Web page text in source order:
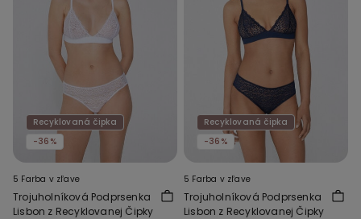
Recyklovaná čipka
-36%
5 Farba v zľave
Trojuholníková Podprsenka
Lisbon z Recyklovanej Čipky
Recyklovaná čipka
-36%
5 Farba v zľave
Trojuholníková Podprsenka
Lisbon z Recyklovanej Čipky